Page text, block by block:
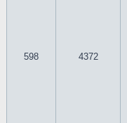
598 4372